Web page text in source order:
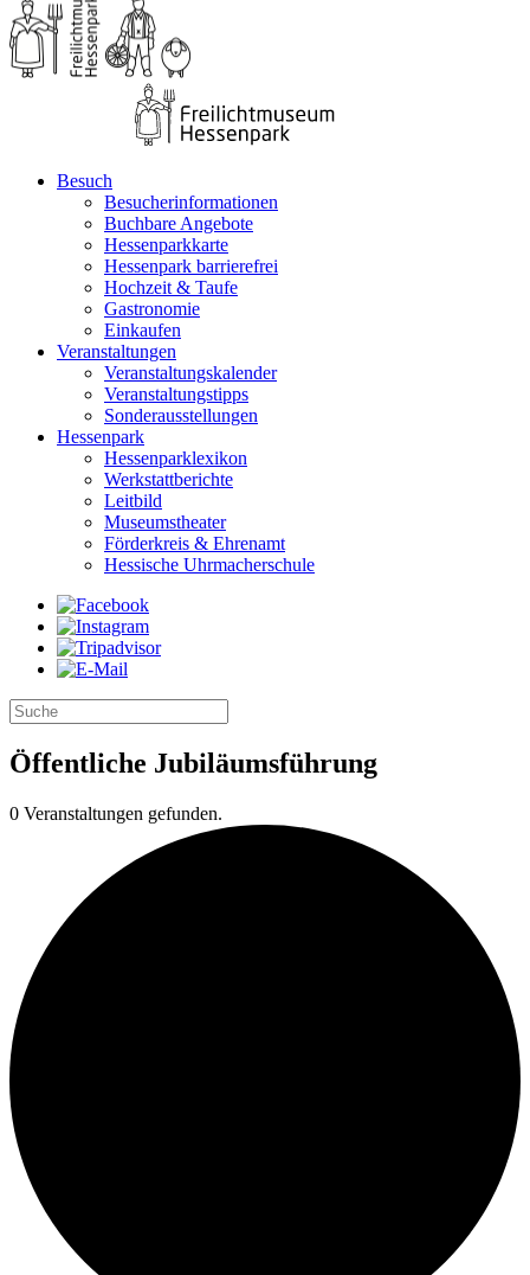
Besuch
Besucherinformationen
Buchbare Angebote
Hessenparkkarte
Hessenpark barrierefrei
Hochzeit & Taufe
Gastronomie
Einkaufen
Veranstaltungen
Veranstaltungskalender
Veranstaltungstipps
Sonderausstellungen
Hessenpark
Hessenparklexikon
Werkstattberichte
Leitbild
Museumstheater
Förderkreis & Ehrenamt
Hessische Uhrmacherschule
Öffentliche Jubiläumsführung
0 Veranstaltungen gefunden.